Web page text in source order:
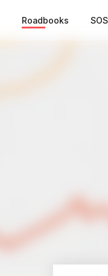
Roadbooks